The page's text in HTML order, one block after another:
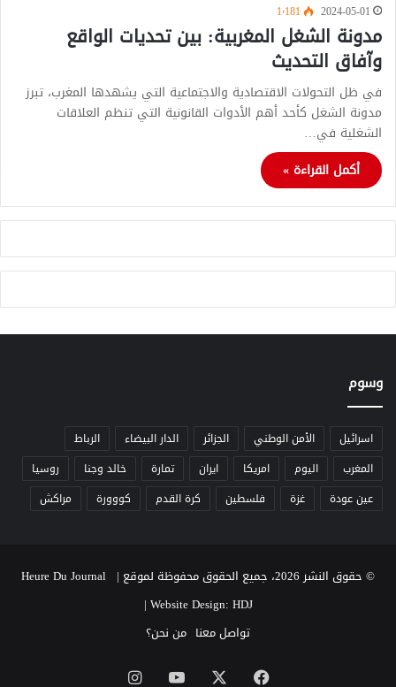
2024-05-01 1٬181
مدونة الشغل المغربية: بين تحديات الواقع
وآفاق التحديث
في ظل التحولات الاقتصادية والاجتماعية التي يشهدها المغرب، تبرز
مدونة الشغل كأحد أهم الأدوات القانونية التي تنظم العلاقات
الشغلية في…
أكمل القراءة »
وسوم
اسرائيل الأمن الوطني الجزائر الدار البيضاء
الرباط
المغرب
اليوم امريكا ايران تمارة خالد وجنا
روسيا
عين عودة
غزة فلسطين كرة القدم كووورة مراكش
© حقوق النشر 2026، جميع الحقوق محفوظة لموقع Heure Du Journal |
Website Design: HDJ
|
تواصل معنا من نحن؟
فيسبوك ‫YouTube